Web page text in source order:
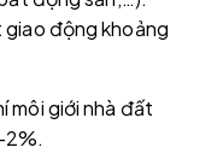
giao động khoảng
môi giới nhà đất
2%.